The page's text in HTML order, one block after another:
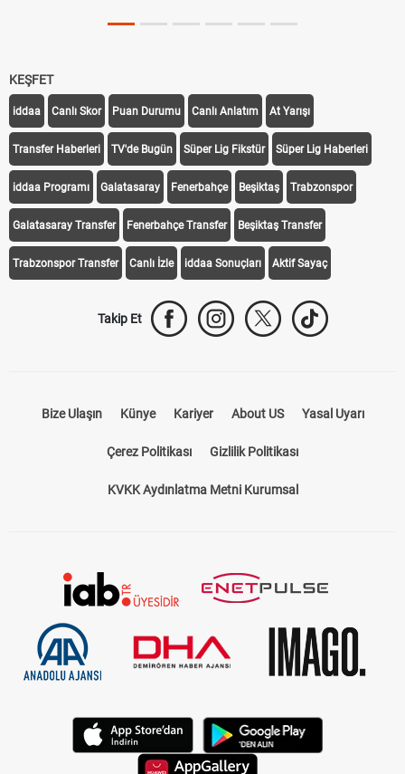
Off Tarihi Belli Oldu
KEŞFET
iddaa Canlı Skor Puan Durumu Canlı Anlatım At Yarışı
Transfer Haberleri TV'de Bugün Süper Lig Fikstür Süper Lig Haberleri
iddaa Programı Galatasaray Fenerbahçe Beşiktaş Trabzonspor
Galatasaray Transfer Fenerbahçe Transfer Beşiktaş Transfer
Canlı İzle iddaa Sonuçları Aktif Sayaç
Künye Kariyer About US
Çerez Politikası Gizlilik Politikası